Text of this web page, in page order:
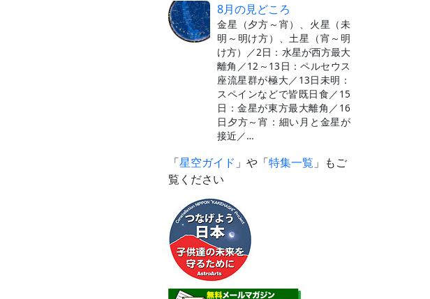
8月の見どころ
金星（夕方～宵）、火星（未
明～明け方）、土星（宵～明
け方）／2日：水星が西方最大
離角／12～13日：ペルセウス
座流星群が極大／13日未明：
スペインなどで皆既日食／15
日：金星が東方最大離角／16
日夕方～宵：細い月と金星が
接近／…
「星空ガイド 」や「特集一覧 」もご
覧ください